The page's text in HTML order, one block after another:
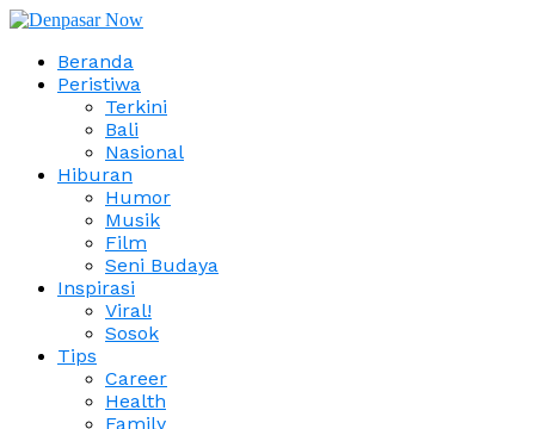
Beranda
Peristiwa
Terkini
Bali
Nasional
Hiburan
Humor
Musik
Film
Seni Budaya
Inspirasi
Viral!
Sosok
Tips
Career
Health
Family